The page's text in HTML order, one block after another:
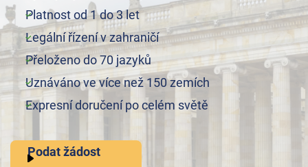
Platnost od 1 do 3 let
Legální řízení v zahraničí
Přeloženo do 70 jazyků
Uznáváno ve více než 150 zemích
Expresní doručení po celém světě
Podat žádost